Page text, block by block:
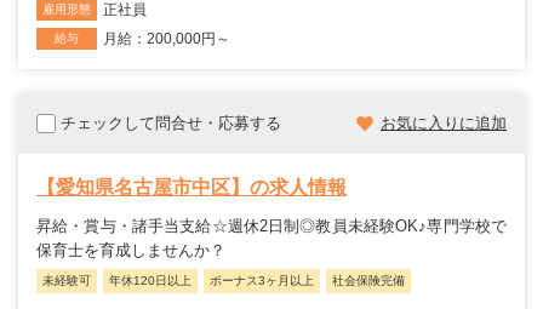
雇用形態 正社員
給与 月給：200,000円～
チェックして問合せ・応募する お気に入りに追加
【愛知県名古屋市中区】の求人情報
昇給・賞与・諸手当支給☆週休2日制◎教員未経験OK♪専門学校で
保育士を育成しませんか？
未経験可 年休120日以上 ボーナス3ヶ月以上 社会保険完備